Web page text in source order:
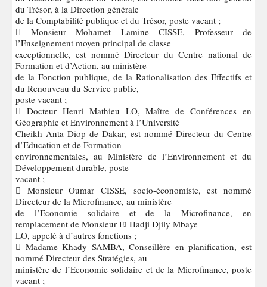
du Trésor, à la Direction générale
de la Comptabilité publique et du Trésor, poste vacant ;
 Monsieur Mohamet Lamine CISSE, Professeur de
l’Enseignement moyen principal de classe
exceptionnelle, est nommé Directeur du Centre national de
Formation et d’Action, au ministère
de la Fonction publique, de la Rationalisation des Effectifs et
du Renouveau du Service public,
poste vacant ;
 Docteur Henri Mathieu LO, Maître de Conférences en
Géographie et Environnement à l’Université
Cheikh Anta Diop de Dakar, est nommé Directeur du Centre
d’Education et de Formation
environnementales, au Ministère de l’Environnement et du
Développement durable, poste
vacant ;
 Monsieur Oumar CISSE, socio-économiste, est nommé
Directeur de la Microfinance, au ministère
de l’Economie solidaire et de la Microfinance, en
remplacement de Monsieur El Hadji Djily Mbaye
LO, appelé à d’autres fonctions ;
 Madame Khady SAMBA, Conseillère en planification, est
nommé Directeur des Stratégies, au
ministère de l’Economie solidaire et de la Microfinance, poste
vacant ;